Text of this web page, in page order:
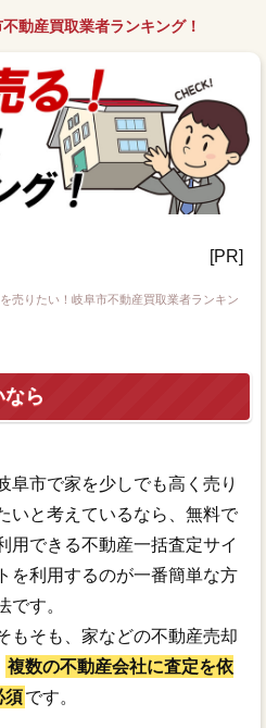
動産買取業者ランキング！
[PR]
売りたい！岐阜市不動産買取業者ランキン
ら
阜市で家を少しでも高く売り
いと考えているなら、無料で
用できる不動産一括査定サイ
トを利用するのが一番簡単な方
です。
もそも、家などの不動産売却
複数の不動産会社に査定を依
須です。